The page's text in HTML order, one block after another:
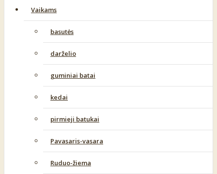
Vaikams
basutės
darželio
guminiai batai
kedai
pirmieji batukai
Pavasaris-vasara
Ruduo-žiema